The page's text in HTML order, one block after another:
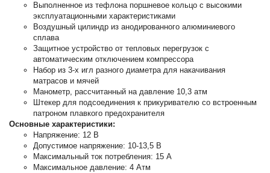
Выполненное из тефлона поршневое кольцо с высокими
эксплуатационными характеристиками
Воздушный цилиндр из анодированного алюминиевого
сплава
Защитное устройство от тепловых перегрузок с
автоматическим отключением компрессора
Набор из 3-х игл разного диаметра для накачивания
матрасов и мячей
Манометр, рассчитанный на давление 10,3 атм
Штекер для подсоединения к прикуривателю со встроенным
патроном плавкого предохранителя
Основные характеристики:
Напряжение: 12 В
Допустимое напряжение: 10-13,5 В
Максимальный ток потребления: 15 А
Максимальное давление: 4 Атм